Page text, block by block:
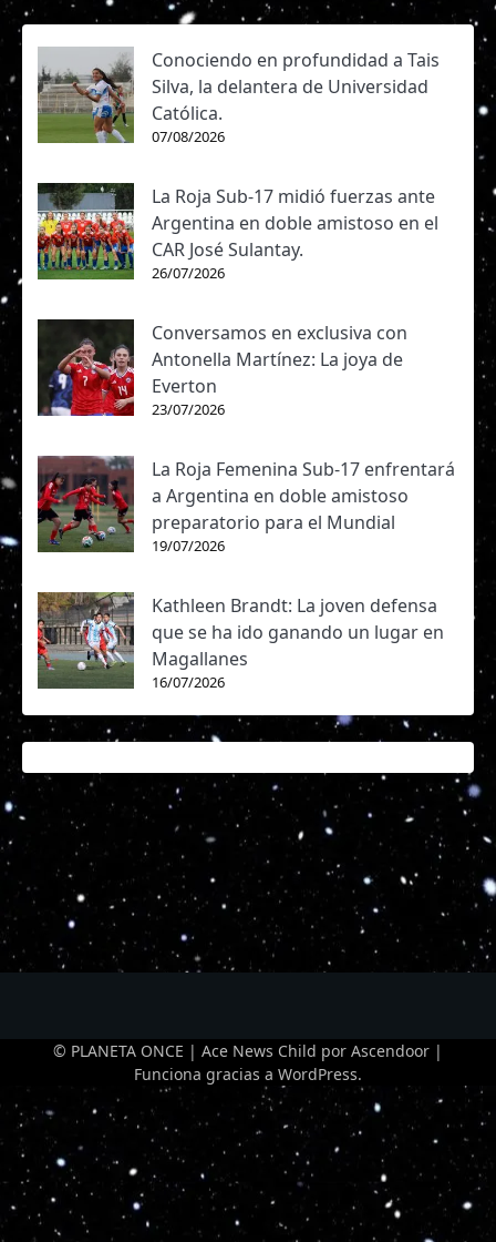
Conociendo en profundidad a Tais
Silva, la delantera de Universidad
Católica.
07/08/2026
La Roja Sub-17 midió fuerzas ante
Argentina en doble amistoso en el
CAR José Sulantay.
26/07/2026
Conversamos en exclusiva con
Antonella Martínez: La joya de
Everton
23/07/2026
La Roja Femenina Sub-17 enfrentará
a Argentina en doble amistoso
preparatorio para el Mundial
19/07/2026
Kathleen Brandt: La joven defensa
que se ha ido ganando un lugar en
Magallanes
16/07/2026
© PLANETA ONCE | Ace News Child por Ascendoor |
Funciona gracias a WordPress.